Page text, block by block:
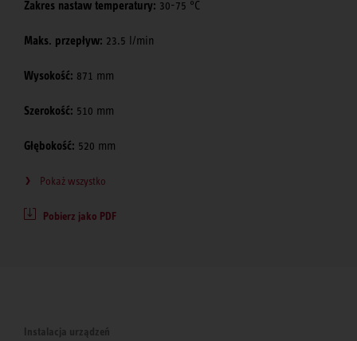
Zakres nastaw temperatury: 30-75 °C
Maks. przepływ: 23.5 l/min
Wysokość: 871 mm
Szerokość: 510 mm
Głębokość: 520 mm
Pokaż wszystko
Pobierz jako PDF
Instalacja urządzeń